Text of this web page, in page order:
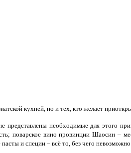
кухней, но и тех, кто желает
необходимые для этого
вино провинции Шаосин –
и специи – всё то, без чего